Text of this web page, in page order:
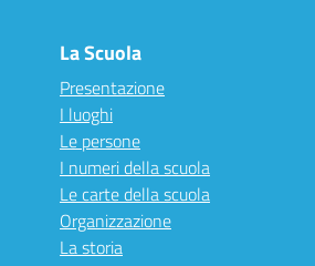
La Scuola
Presentazione
I luoghi
Le persone
I numeri della scuola
Le carte della scuola
Organizzazione
La storia